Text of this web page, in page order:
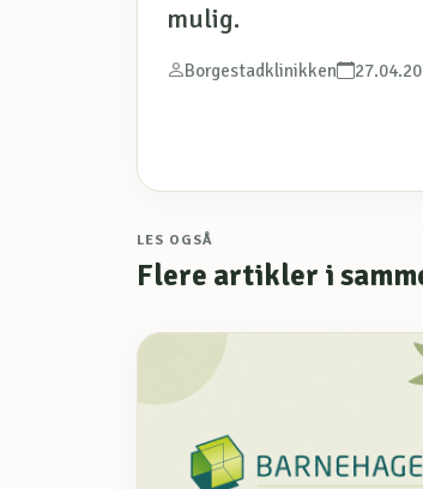
mulig.
Borgestadklinikken
LES OGSÅ
Flere artikler i